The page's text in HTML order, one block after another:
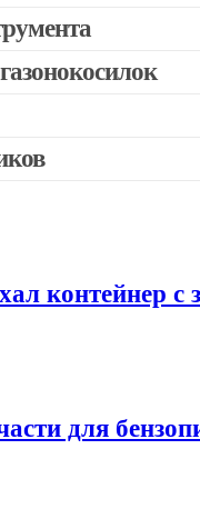
другие
контейнер с
для